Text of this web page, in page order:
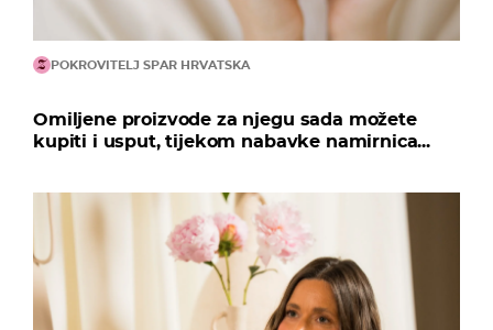
POKROVITELJ SPAR HRVATSKA
Omiljene proizvode za njegu sada možete
kupiti i usput, tijekom nabavke namirnica...